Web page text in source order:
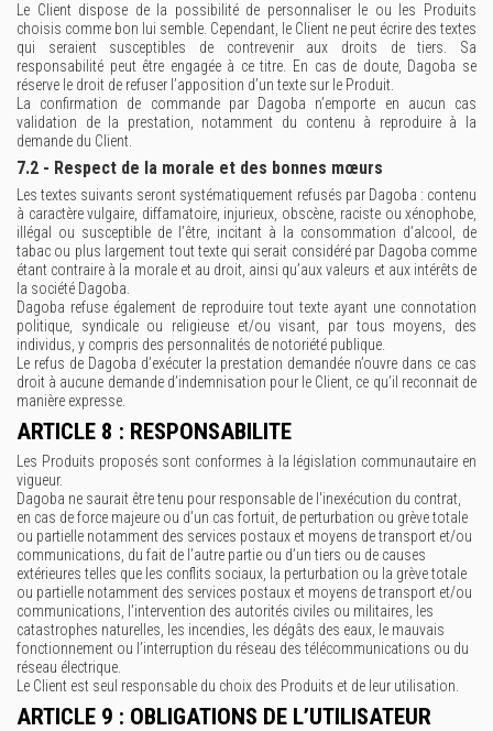
Le Client dispose de la possibilité de personnaliser le ou les Produits
choisis comme bon lui semble. Cependant, le Client ne peut écrire des textes
qui seraient susceptibles de contrevenir aux droits de tiers. Sa
responsabilité peut être engagée à ce titre. En cas de doute, Dagoba se
réserve le droit de refuser l’apposition d’un texte sur le Produit.
La confirmation de commande par Dagoba n’emporte en aucun cas
validation de la prestation, notamment du contenu à reproduire à la
demande du Client.
7.2 - Respect de la morale et des bonnes mœurs
Les textes suivants seront systématiquement refusés par Dagoba : contenu
à caractère vulgaire, diffamatoire, injurieux, obscène, raciste ou xénophobe,
illégal ou susceptible de l’être, incitant à la consommation d’alcool, de
tabac ou plus largement tout texte qui serait considéré par Dagoba comme
étant contraire à la morale et au droit, ainsi qu’aux valeurs et aux intérêts de
la société Dagoba.
Dagoba refuse également de reproduire tout texte ayant une connotation
politique, syndicale ou religieuse et/ou visant, par tous moyens, des
individus, y compris des personnalités de notoriété publique.
Le refus de Dagoba d’exécuter la prestation demandée n’ouvre dans ce cas
droit à aucune demande d’indemnisation pour le Client, ce qu’il reconnait de
manière expresse.
ARTICLE 8 : RESPONSABILITE
Les Produits proposés sont conformes à la législation communautaire en
vigueur.
Dagoba ne saurait être tenu pour responsable de l'inexécution du contrat,
en cas de force majeure ou d’un cas fortuit, de perturbation ou grève totale
ou partielle notamment des services postaux et moyens de transport et/ou
communications, du fait de l’autre partie ou d’un tiers ou de causes
extérieures telles que les conflits sociaux, la perturbation ou la grève totale
ou partielle notamment des services postaux et moyens de transport et/ou
communications, l’intervention des autorités civiles ou militaires, les
catastrophes naturelles, les incendies, les dégâts des eaux, le mauvais
fonctionnement ou l’interruption du réseau des télécommunications ou du
réseau électrique.
Le Client est seul responsable du choix des Produits et de leur utilisation.
ARTICLE 9 : OBLIGATIONS DE L’UTILISATEUR